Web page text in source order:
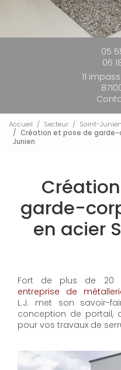
05
06
11
Accueil Secteur
Saint-Junien
Création et pose de
Junien
garde-
en acier
Fort de plus de 20
entreprise de
L.J. met son savoir-
conception de portail,
pour vos travaux de